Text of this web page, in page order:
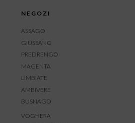
NEGOZI
ASSAGO
GIUSSANO
PREDRENGO
MAGENTA
LIMBIATE
AMBIVERE
BUSNAGO
VOGHERA